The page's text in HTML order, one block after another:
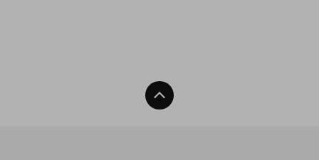
Back To Top